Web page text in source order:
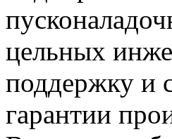
цельных
поддержку и
гарантии